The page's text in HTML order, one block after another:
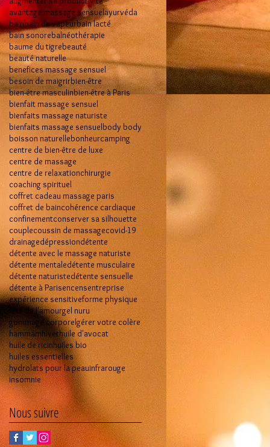
avantage massage sensuelayurvéda
bainbain de vapeurbain lacté
bain sonorebalnéothérapie
baume du tigrebeauté
beauté naturelle
benefices massage sensuel
besoin de maigrirbien-être
bien-être masculinbien-être à Paris
bienfait massage sensuel
bienfaits massage naturiste
bienfaits massage sensuelbody body
boisson naturellebonheurcamping
centre de bien-être de luxe
centre de massage
centre de relaxationchirurgie
coaching spirituel
coffret cadeau massage paris
coffret de baincohérence cardiaque
confinementconserver sa silhouette
couplecoussin de massagecovid-19
drainagedépressiondétente
détente avec le massage naturiste
détente mentaledétente musculaire
détente naturistedétente sensuelle
détente à Parisencensentreprise
expérience sensitiveforme physique
fête de l'amourgel nuru
gommage corporelgérer votre colère
hammamhiverhuile d'avocat
huile de ricinhuiles bio
huiles essentielles
hydrolats pour la peauinfrarouge
insomnie
Nous suivre